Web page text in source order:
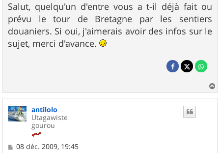
s
s
a
g
e
Salut, quelqu'un d'entre vous a t-il déjà fait ou
prévu le tour de Bretagne par les sentiers
douaniers. Si oui, j'aimerais avoir des infos sur le
sujet, merci d'avance.
a
antilolo
Utagawiste
gourou
M
08 déc. 2009, 19:45